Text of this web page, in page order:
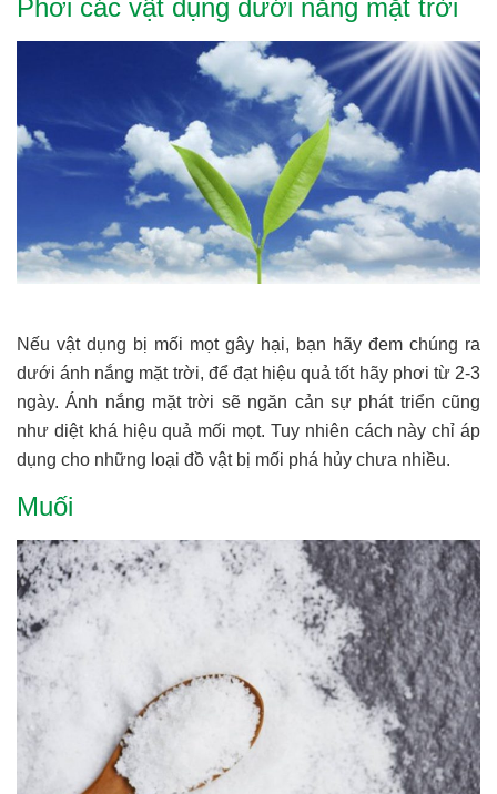
Phơi các vật dụng dưới nắng mặt trời
Nếu vật dụng bị mối mọt gây hại, bạn hãy đem chúng ra
dưới ánh nắng mặt trời, để đạt hiệu quả tốt hãy phơi từ 2-3
ngày. Ánh nắng mặt trời sẽ ngăn cản sự phát triển cũng
như diệt khá hiệu quả mối mọt. Tuy nhiên cách này chỉ áp
dụng cho những loại đồ vật bị mối phá hủy chưa nhiều.
Muối